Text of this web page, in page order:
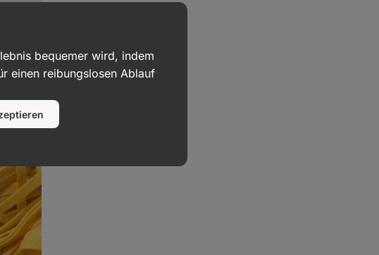
bequemer wird, indem
einen reibungslosen Ablauf